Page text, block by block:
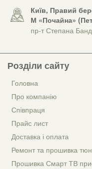
Київ, Правий
М «Почайна»
пр-т Степана
Розділи сайту
Головна
Про компанію
Співпраця
Прайс лист
Доставка і оплата
Ремонт та прошивка
Прошивка Смарт ТВ